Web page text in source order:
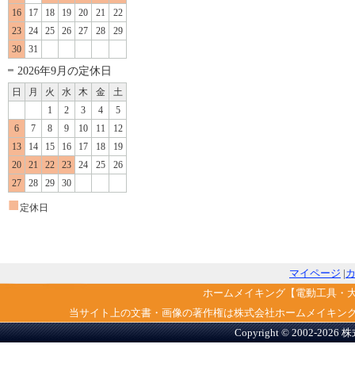
16
17 18 19 20 21
22
23
24 25 26 27 28
29
30
31
2026年9月の定休日
日 月 火 水 木 金
土
1
2 3 4
5
6
7 8 9 10 11
12
13
14 15 16 17 18
19
20
21 22 23 24 25
26
27
28 29 30
■ 定休日
マイページ |
ホームメイキング【電動工具・
当サイト上の文書・画像の著作権は株式会社ホームメイキ
Copyright © 2002-2026